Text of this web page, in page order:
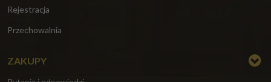
Rejestracja
Przechowalnia
ZAKUPY